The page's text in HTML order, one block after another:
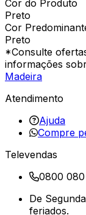
Cor do Produto
Preto
Cor
Preto
*Consulte
informações
Madeira
Atendimento
Ajuda
Compre
Televendas
0800
De
feriados.